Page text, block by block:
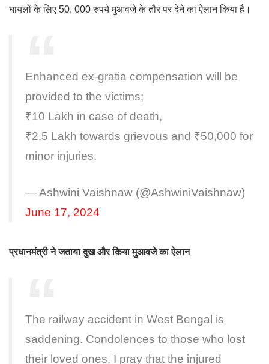
घायलों के लिए 50, 000 रुपये मुआवजे के तौर पर देने का ऐलान किया है।
Enhanced ex-gratia compensation will be
provided to the victims;
₹10 Lakh in case of death,
₹2.5 Lakh towards grievous and ₹50,000 for
minor injuries.
— Ashwini Vaishnaw (@AshwiniVaishnaw)
June 17, 2024
प्रधानमंत्री ने जताया दुख और किया मुआवजे का ऐलान
The railway accident in West Bengal is
saddening. Condolences to those who lost
their loved ones. I pray that the injured